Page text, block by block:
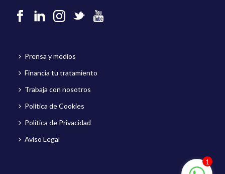
Prensa y medios
Financia tu tratamiento
Trabaja con nosotros
Política de Cookies
Política de Privacidad
Aviso Legal
1